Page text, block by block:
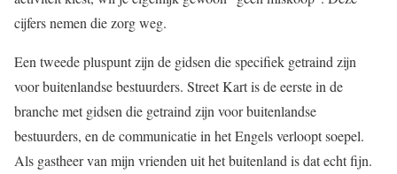
cijfers nemen die zorg weg.
Een tweede pluspunt zijn de gidsen die specifiek getraind zijn
voor buitenlandse bestuurders. Street Kart is de eerste in de
branche met gidsen die getraind zijn voor buitenlandse
bestuurders, en de communicatie in het Engels verloopt soepel.
Als gastheer van mijn vrienden uit het buitenland is dat echt fijn.